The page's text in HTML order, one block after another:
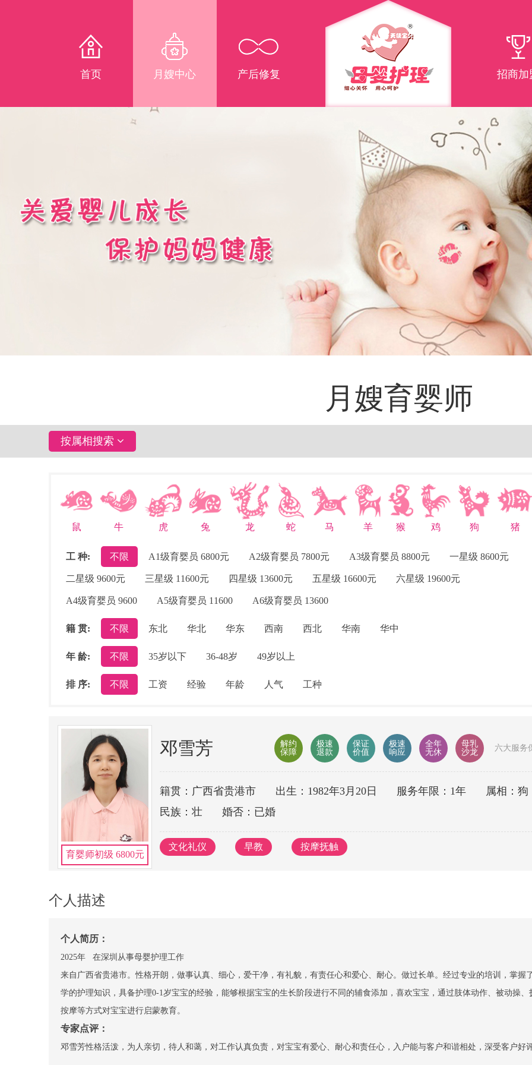
首页 月嫂中心 产后修复 招商加
月嫂育婴师
按属相搜索
鼠 牛 虎 兔 龙 蛇 马 羊 猴 鸡 狗 猪
工 种: 不限 A1级育婴员 6800元 A2级育婴员 7800元 A3级育婴员 8800元 一星级 8600元
二星级 9600元 三星级 11600元 四星级 13600元 五星级 16600元 六星级 19600元
A4级育婴员 9600 A5级育婴员 11600 A6级育婴员 13600
籍 贯: 不限 东北 华北 华东 西南 西北 华南 华中
年 龄: 不限 35岁以下 36-48岁 49岁以上
排 序: 不限 工资 经验 年龄 人气 工种
育婴师初级 6800元
邓雪芳
解约
保障
极速
退款
保证
价值
极速
响应
全年
无休
母乳
沙龙
六大服务
籍贯：广西省贵港市 出生：1982年3月20日 服务年限：1年
属相：狗
民族：壮
婚否：已婚
文化礼仪 早教 按摩抚触
个人描述
个人简历：
2025年 在深圳从事母婴护理工作
来自广西省贵港市。性格开朗，做事认真、细心，爱干净，有礼貌，有责任心和爱心、耐心。做过长单。经过专业的培训，掌握
学的护理知识，具备护理0-1岁宝宝的经验，能够根据宝宝的生长阶段进行不同的辅食添加，喜欢宝宝，通过肢体动作、被动操、
按摩等方式对宝宝进行启蒙教育。
专家点评：
邓雪芳性格活泼，为人亲切，待人和蔼，对工作认真负责，对宝宝有爱心、耐心和责任心，入户能与客户和谐相处，深受客户好